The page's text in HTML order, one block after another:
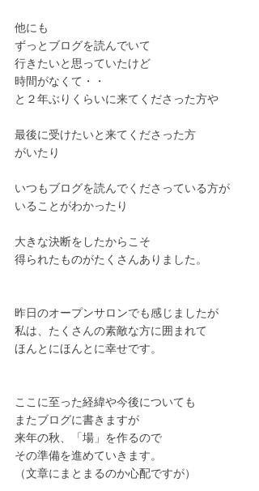
他にも
ずっとブログを読んでいて
行きたいと思っていたけど
時間がなくて・・
と２年ぶりくらいに来てくださった方や
最後に受けたいと来てくださった方
がいたり
いつもブログを読んでくださっている方が
いることがわかったり
大きな決断をしたからこそ
得られたものがたくさんありました。
昨日のオープンサロンでも感じましたが
私は、たくさんの素敵な方に囲まれて
ほんとにほんとに幸せです。
ここに至った経緯や今後についても
またブログに書きますが
来年の秋、「場」を作るので
その準備を進めていきます。
（文章にまとまるのか心配ですが）